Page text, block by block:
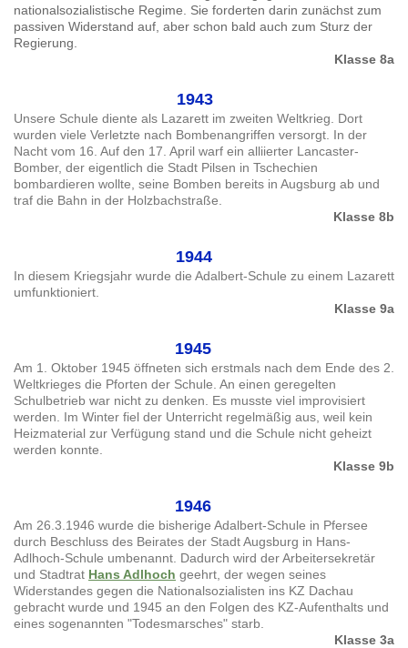
nationalsozialistische Regime. Sie forderten darin zunächst zum
passiven Widerstand auf, aber schon bald auch zum Sturz der
Regierung.
Klasse 8a
1943
Unsere Schule diente als Lazarett im zweiten Weltkrieg. Dort
wurden viele Verletzte nach Bombenangriffen versorgt. In der
Nacht vom 16. Auf den 17. April warf ein alliierter Lancaster-
Bomber, der eigentlich die Stadt Pilsen in Tschechien
bombardieren wollte, seine Bomben bereits in Augsburg ab und
traf die Bahn in der Holzbachstraße.
Klasse 8b
1944
In diesem Kriegsjahr wurde die Adalbert-Schule zu einem Lazarett
umfunktioniert.
Klasse 9a
1945
Am 1. Oktober 1945 öffneten sich erstmals nach dem Ende des 2.
Weltkrieges die Pforten der Schule. An einen geregelten
Schulbetrieb war nicht zu denken. Es musste viel improvisiert
werden. Im Winter fiel der Unterricht regelmäßig aus, weil kein
Heizmaterial zur Verfügung stand und die Schule nicht geheizt
werden konnte.
Klasse 9b
1946
Am 26.3.1946 wurde die bisherige Adalbert-Schule in Pfersee
durch Beschluss des Beirates der Stadt Augsburg in Hans-
Adlhoch-Schule umbenannt. Dadurch wird der Arbeitersekretär
und Stadtrat Hans Adlhoch geehrt, der wegen seines
Widerstandes gegen die Nationalsozialisten ins KZ Dachau
gebracht wurde und 1945 an den Folgen des KZ-Aufenthalts und
eines sogenannten "Todesmarsches" starb.
Klasse 3a